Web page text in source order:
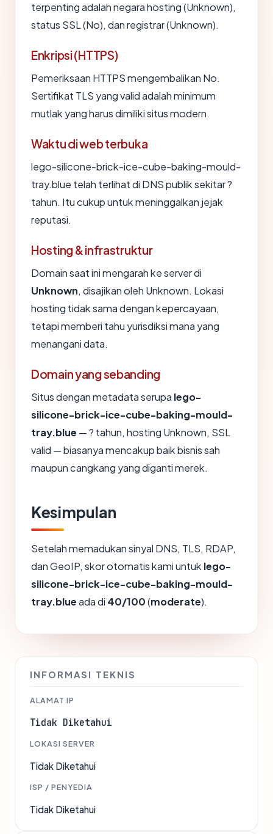
terpenting adalah negara hosting (Unknown),
status SSL (No), dan registrar (Unknown).
Enkripsi (HTTPS)
Pemeriksaan HTTPS mengembalikan No.
Sertifikat TLS yang valid adalah minimum
mutlak yang harus dimiliki situs modern.
Waktu di web terbuka
lego-silicone-brick-ice-cube-baking-mould-
tray.blue telah terlihat di DNS publik sekitar ?
tahun. Itu cukup untuk meninggalkan jejak
reputasi.
Hosting & infrastruktur
Domain saat ini mengarah ke server di
Unknown, disajikan oleh Unknown. Lokasi
hosting tidak sama dengan kepercayaan,
tetapi memberi tahu yurisdiksi mana yang
menangani data.
Domain yang sebanding
Situs dengan metadata serupa lego-
silicone-brick-ice-cube-baking-mould-
tray.blue — ? tahun, hosting Unknown, SSL
valid — biasanya mencakup baik bisnis sah
maupun cangkang yang diganti merek.
Kesimpulan
Setelah memadukan sinyal DNS, TLS, RDAP,
dan GeoIP, skor otomatis kami untuk lego-
silicone-brick-ice-cube-baking-mould-
tray.blueada di 40/100(moderate).
INFORMASI TEKNIS
ALAMAT IP
Tidak Diketahui
LOKASI SERVER
Tidak Diketahui
ISP / PENYEDIA
Tidak Diketahui